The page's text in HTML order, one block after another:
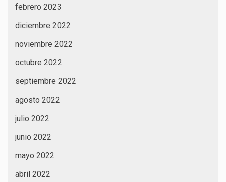
febrero 2023
diciembre 2022
noviembre 2022
octubre 2022
septiembre 2022
agosto 2022
julio 2022
junio 2022
mayo 2022
abril 2022